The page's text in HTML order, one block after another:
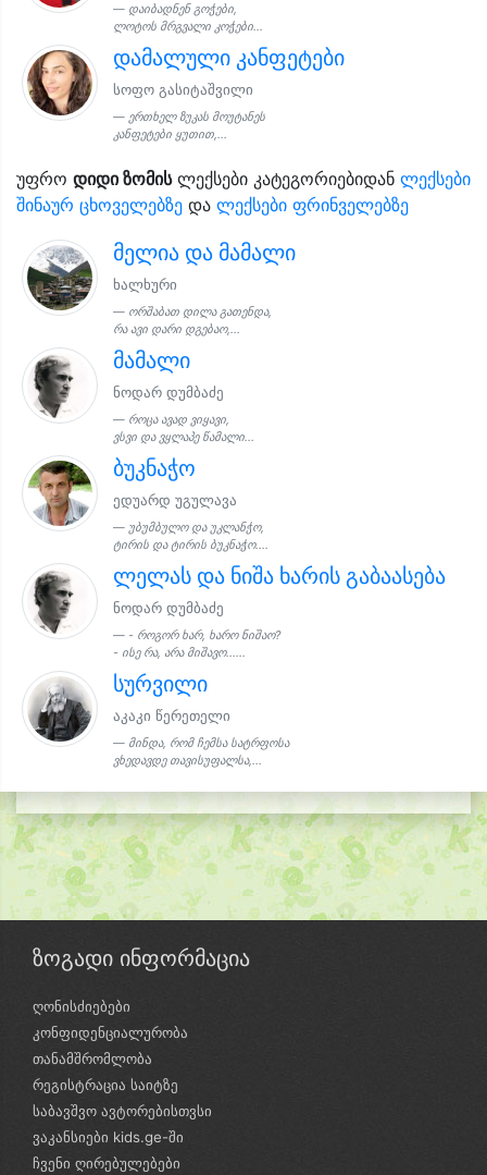
დაიბადნენ გოჭები,
ლოტოს მრგვალი კოჭები...
დამალული კანფეტები
სოფო გასიტაშვილი
ერთხელ ზუკას მოუტანეს
კანფეტები ყუთით,...
უფრო დიდი ზომისლექსები კატეგორიებიდან ლექსები
შინაურ ცხოველებზე და ლექსები ფრინველებზე
მელია და მამალი
ხალხური
ორშაბათ დილა გათენდა,
რა ავი დარი დგებაო,...
მამალი
ნოდარ დუმბაძე
როცა ავად ვიყავი,
ვსვი და ვყლაპე წამალი...
ბუკნაჭო
ედუარდ უგულავა
უბუმბულო და უკლანჭო,
ტირის და ტირის ბუკნაჭო....
ლელას და ნიშა ხარის გაბაასება
ნოდარ დუმბაძე
- როგორ ხარ, ხარო ნიშაო?
- ისე რა, არა მიშავო......
სურვილი
აკაკი წერეთელი
მინდა, რომ ჩემსა სატრფოსა
ვხედავდე თავისუფალსა,...
ზოგადი ინფორმაცია
ღონისძიებები
კონფიდენციალურობა
თანამშრომლობა
რეგისტრაცია საიტზე
საბავშვო ავტორებისთვსი
ვაკანსიები kids.ge-ში
ჩვენი ღირებულებები